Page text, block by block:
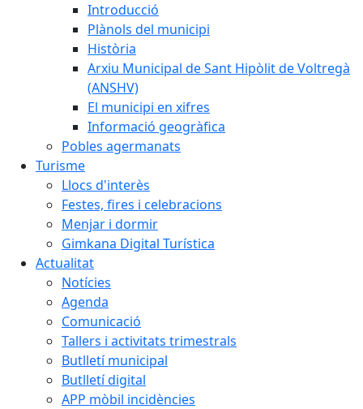
Introducció
Plànols del municipi
Història
Arxiu Municipal de Sant Hipòlit de Voltregà
(ANSHV)
El municipi en xifres
Informació geogràfica
Pobles agermanats
Turisme
Llocs d'interès
Festes, fires i celebracions
Menjar i dormir
Gimkana Digital Turística
Actualitat
Notícies
Agenda
Comunicació
Tallers i activitats trimestrals
Butlletí municipal
Butlletí digital
APP mòbil incidències